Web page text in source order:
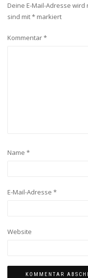
Deine E-Mail-Adresse
sind mit* markiert
Kommentar*
Name *
E-Mail-Adresse *
Website